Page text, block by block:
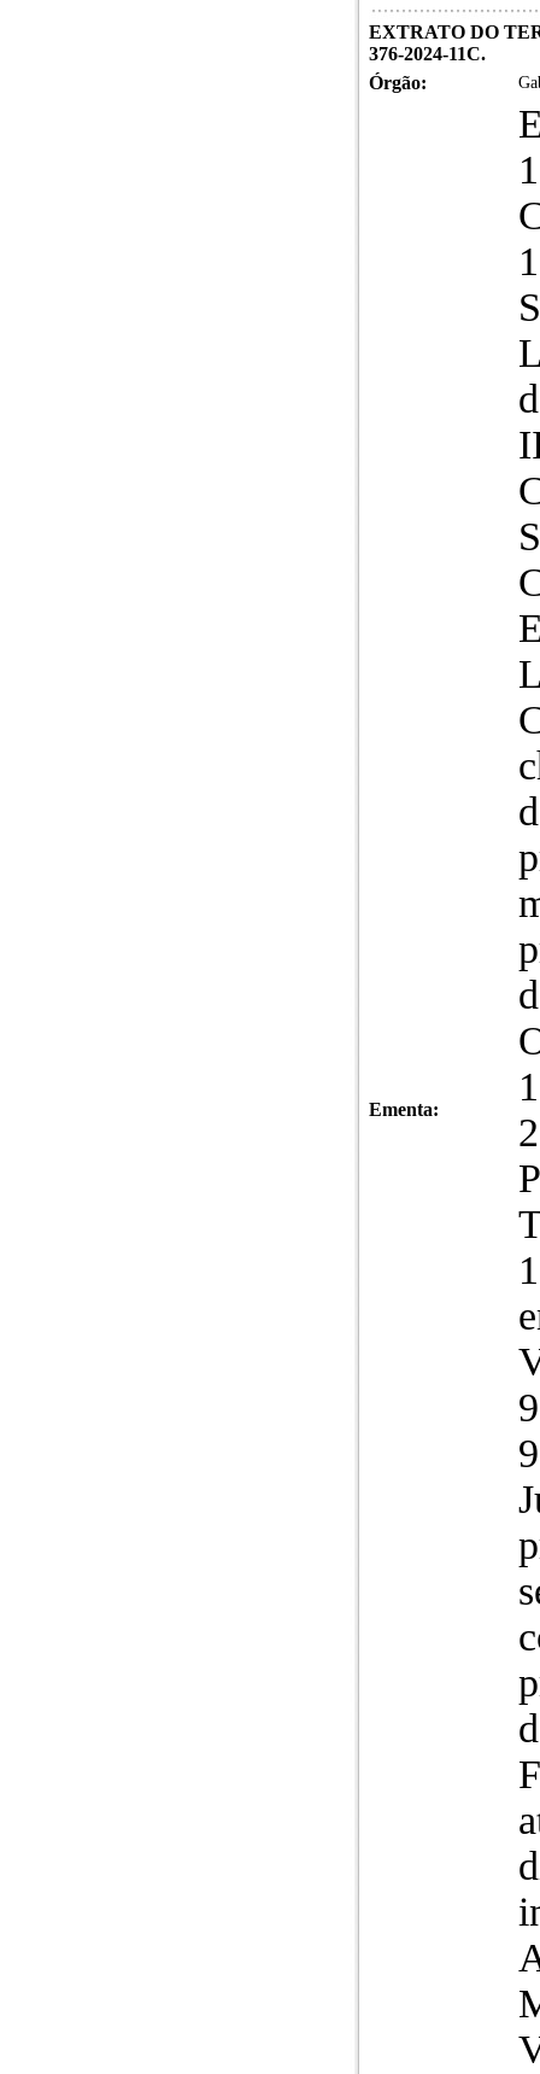
EXTRATO DO
376-2024-11C.
Órgão:
Ementa: